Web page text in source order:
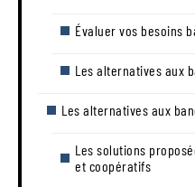
Évaluer vos besoins
Les alternatives aux
Les alternatives aux
Les solutions
et coopératifs